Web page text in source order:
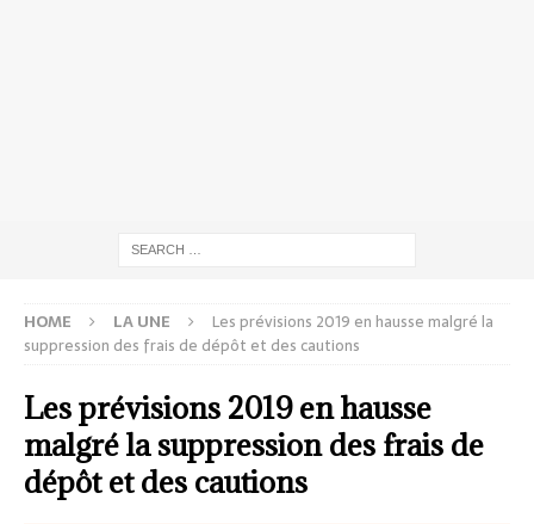
HOME LA UNE
Les prévisions 2019 en hausse malgré la
suppression des frais de dépôt et des cautions
Les prévisions 2019 en hausse
malgré la suppression des frais de
dépôt et des cautions